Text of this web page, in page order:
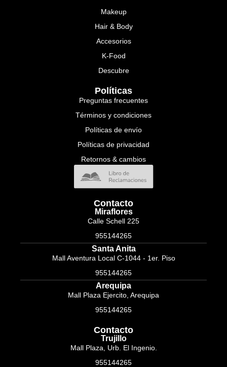
Makeup
Hair & Body
Accesorios
K-Food
Descubre
Políticas
Preguntas frecuentes
Términos y condiciones
Políticas de envío
Políticas de privacidad
Retornos & cambios
Contacto
Miraflores
Calle Schell 225
955144265
Santa Anita
Mall Aventura Local C-1044 - 1er. Piso
955144265
Arequipa
Mall Plaza Ejercito, Arequipa
955144265
Contacto
Trujillo
Mall Plaza, Urb. El Ingenio.
955144265